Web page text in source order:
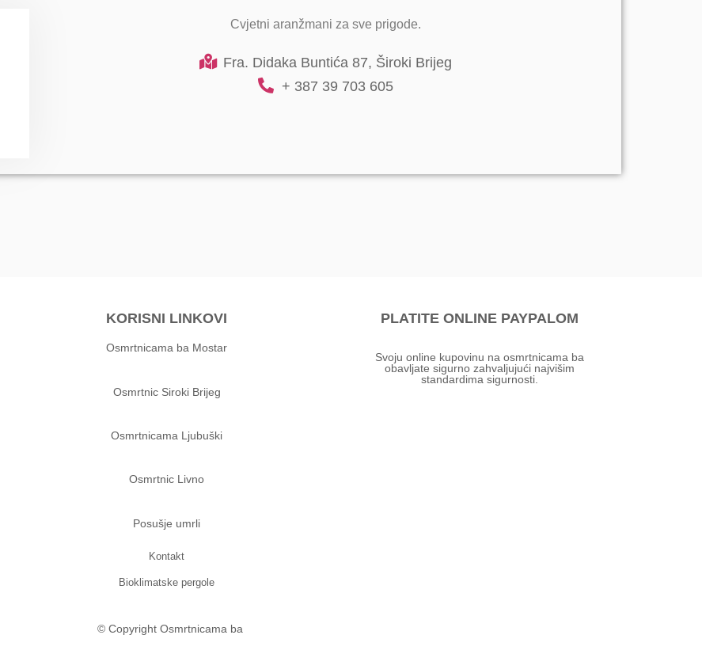
Cvjetni aranžmani za sve prigode.
Fra. Didaka Buntića 87, Široki Brijeg
+ 387 39 703 605
KORISNI LINKOVI
Osmrtnicama ba Mostar
Osmrtnic Siroki Brijeg
Osmrtnicama Ljubuški
Osmrtnic Livno
Posušje umrli
Kontakt
Bioklimatske pergole
PLATITE ONLINE PAYPALOM
Svoju online kupovinu na osmrtnicama ba
obavljate sigurno zahvaljujući najvišim
standardima sigurnosti.
© Copyright Osmrtnicama ba